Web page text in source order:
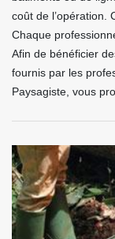
coût de l’opération.
Chaque
Afin de bénéficier
fournis par les
Paysagiste, vous